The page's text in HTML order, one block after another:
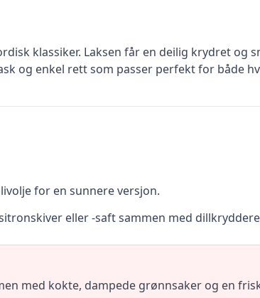
klassiker. Laksen får en deilig krydret og
og enkel rett som passer perfekt for både
for en sunnere versjon.
eller -saft sammen med
med kokte, dampede grønnsaker og en